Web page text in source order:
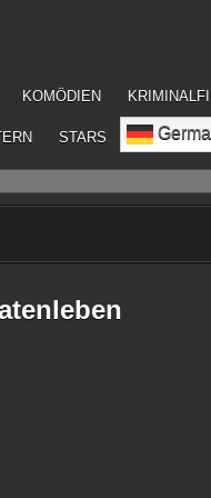
KOMÖDIEN
STARS